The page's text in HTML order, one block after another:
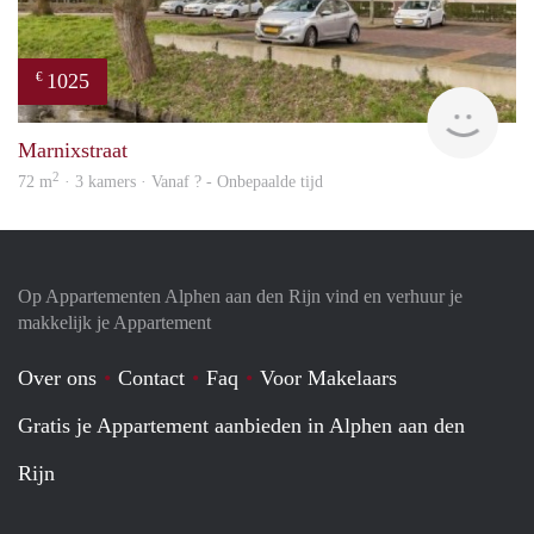
€ 1025
Marnixstraat
72 m2 · 3 kamers · Vanaf ? - Onbepaalde tijd
Op Appartementen Alphen aan den Rijn vind en verhuur je
makkelijk je Appartement
Over ons Contact Faq
Voor Makelaars
Gratis je Appartement aanbieden in Alphen aan den
Rijn